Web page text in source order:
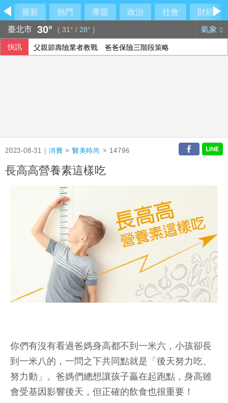
最新 熱門 專題 政治 社會
財經
臺北市 30° ( 31° / 28° ) 氣象
快訊 父親節壽險業者教戰 爸爸保險三階段策略
2023-08-31｜ 消費 > 醫美時尚 > 14796
長高高營養素這樣吃
你們有沒有看過爸媽身高都不到一米六，小孩卻長
到一米八的，一問之下共同點就是「後天努力吃、
努力動」。爸媽們總想讓孩子贏在起跑點，身高雖
會受基因影響後天，但正確的飲食也很重要！